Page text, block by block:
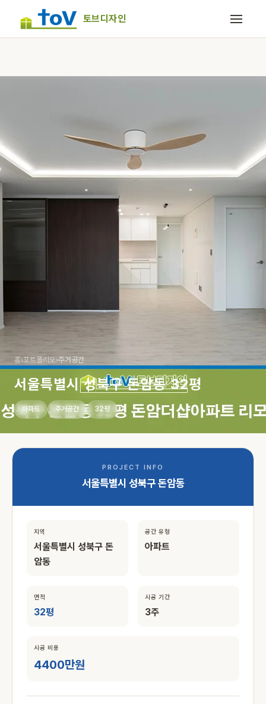
토브디자인
홈›포트폴리오›주거공간
서울특별시 성북구 돈암동 32평
아파트 주거공간 32평
PROJECT INFO
서울특별시 성북구 돈암동
지역
서울특별시 성북구 돈
암동
공간 유형
아파트
면적
32평
시공 기간
3주
시공 비용
4400만원